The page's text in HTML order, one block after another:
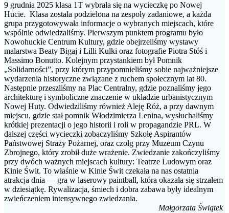
9 grudnia 2025 klasa 1T wybrała się na wycieczkę po Nowej
Hucie. Klasa została podzielona na zespoły zadaniowe, a każda
grupa przygotowywała informacje o wybranych miejscach, które
wspólnie odwiedzaliśmy. Pierwszym punktem programu było
Nowohuckie Centrum Kultury, gdzie obejrzeliśmy wystawy
malarstwa Beaty Bigaj i Lilli Kulki oraz fotografie Piotra Stóś i
Massimo Bonutto. Kolejnym przystankiem był Pomnik
„Solidarności”, przy którym przypomnieliśmy sobie najważniejsze
wydarzenia historyczne związane z ruchem społecznym lat 80.
Następnie przeszliśmy na Plac Centralny, gdzie poznaliśmy jego
architekturę i symboliczne znaczenie w układzie urbanistycznym
Nowej Huty. Odwiedziliśmy również Aleję Róż, a przy dawnym
miejscu, gdzie stał pomnik Włodzimierza Lenina, wysłuchaliśmy
krótkiej prezentacji o jego historii i roli w propagandzie PRL. W
dalszej części wycieczki zobaczyliśmy Szkołę Aspirantów
Państwowej Straży Pożarnej, oraz czołg przy Muzeum Czynu
Zbrojnego, który zrobił duże wrażenie. Zwiedzanie zakończyliśmy
przy dwóch ważnych miejscach kultury: Teatrze Ludowym oraz
Kinie Świt. To właśnie w Kinie Świt czekała na nas ostatnia
atrakcja dnia — gra w laserowy paintball, która okazała się strzałem
w dziesiątkę. Rywalizacja, śmiech i dobra zabawa były idealnym
zwieńczeniem intensywnego zwiedzania.
Małgorzata Świątek